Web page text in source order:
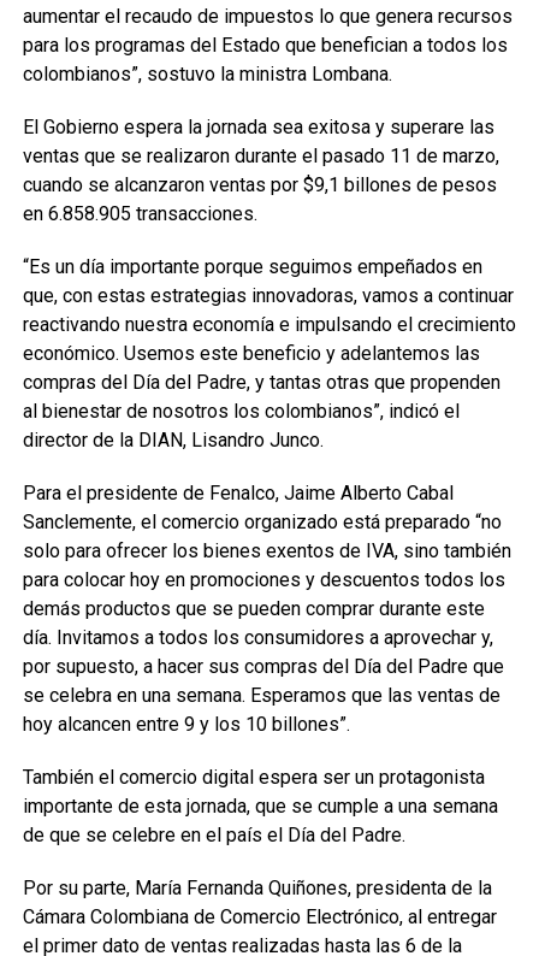
aumentar el recaudo de impuestos lo que genera recursos
para los programas del Estado que benefician a todos los
colombianos”, sostuvo la ministra Lombana.
El Gobierno espera la jornada sea exitosa y superare las
ventas que se realizaron durante el pasado 11 de marzo,
cuando se alcanzaron ventas por $9,1 billones de pesos
en 6.858.905 transacciones.
“Es un día importante porque seguimos empeñados en
que, con estas estrategias innovadoras, vamos a continuar
reactivando nuestra economía e impulsando el crecimiento
económico. Usemos este beneficio y adelantemos las
compras del Día del Padre, y tantas otras que propenden
al bienestar de nosotros los colombianos”, indicó el
director de la DIAN, Lisandro Junco.
Para el presidente de Fenalco, Jaime Alberto Cabal
Sanclemente, el comercio organizado está preparado “no
solo para ofrecer los bienes exentos de IVA, sino también
para colocar hoy en promociones y descuentos todos los
demás productos que se pueden comprar durante este
día. Invitamos a todos los consumidores a aprovechar y,
por supuesto, a hacer sus compras del Día del Padre que
se celebra en una semana. Esperamos que las ventas de
hoy alcancen entre 9 y los 10 billones”.
También el comercio digital espera ser un protagonista
importante de esta jornada, que se cumple a una semana
de que se celebre en el país el Día del Padre.
Por su parte, María Fernanda Quiñones, presidenta de la
Cámara Colombiana de Comercio Electrónico, al entregar
el primer dato de ventas realizadas hasta las 6 de la